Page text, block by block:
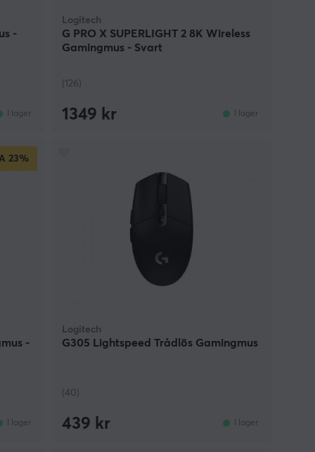
-
I lager
Logitech
G PRO X SUPERLIGHT 2 8K Wireless
Gamingmus - Svart
(126)
1349 kr I lager
23%
-
I lager
Logitech
G305 Lightspeed Trådlös Gamingmus
(40)
439 kr I lager